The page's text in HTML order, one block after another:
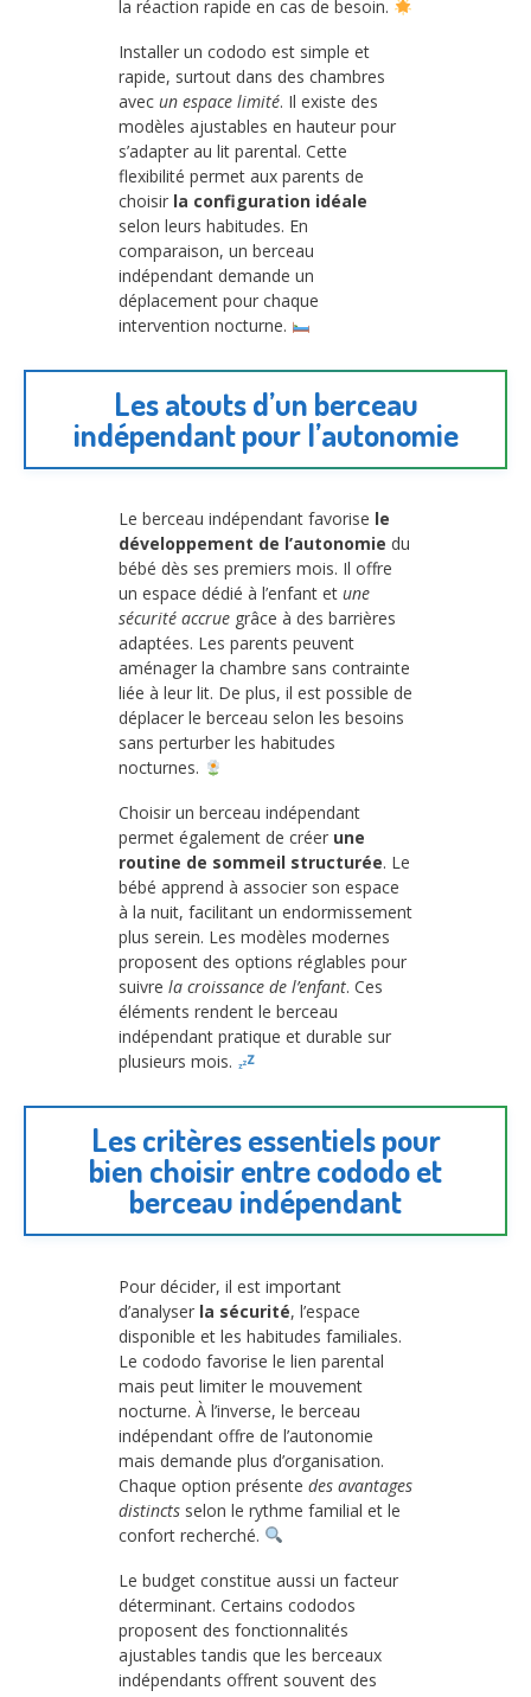
la réaction rapide en cas de besoin.
Installer un cododo est simple et
rapide, surtout dans des chambres
avec un espace limité. Il existe des
modèles ajustables en hauteur pour
s’adapter au lit parental. Cette
flexibilité permet aux parents de
choisir la configuration idéale
selon leurs habitudes. En
comparaison, un berceau
indépendant demande un
déplacement pour chaque
intervention nocturne.
Les atouts d’un berceau
indépendant pour l’autonomie
Le berceau indépendant favorise le
développement de l’autonomie du
bébé dès ses premiers mois. Il offre
un espace dédié à l’enfant et une
sécurité accrue grâce à des barrières
adaptées. Les parents peuvent
aménager la chambre sans contrainte
liée à leur lit. De plus, il est possible de
déplacer le berceau selon les besoins
sans perturber les habitudes
nocturnes.
Choisir un berceau indépendant
permet également de créer une
routine de sommeil structurée. Le
bébé apprend à associer son espace
à la nuit, facilitant un endormissement
plus serein. Les modèles modernes
proposent des options réglables pour
suivre la croissance de l’enfant. Ces
éléments rendent le berceau
indépendant pratique et durable sur
plusieurs mois.
Les critères essentiels pour
bien choisir entre cododo et
berceau indépendant
Pour décider, il est important
d’analyser la sécurité, l’espace
disponible et les habitudes familiales.
Le cododo favorise le lien parental
mais peut limiter le mouvement
nocturne. À l’inverse, le berceau
indépendant offre de l’autonomie
mais demande plus d’organisation.
Chaque option présente des avantages
distincts selon le rythme familial et le
confort recherché.
Le budget constitue aussi un facteur
déterminant. Certains cododos
proposent des fonctionnalités
ajustables tandis que les berceaux
indépendants offrent souvent des